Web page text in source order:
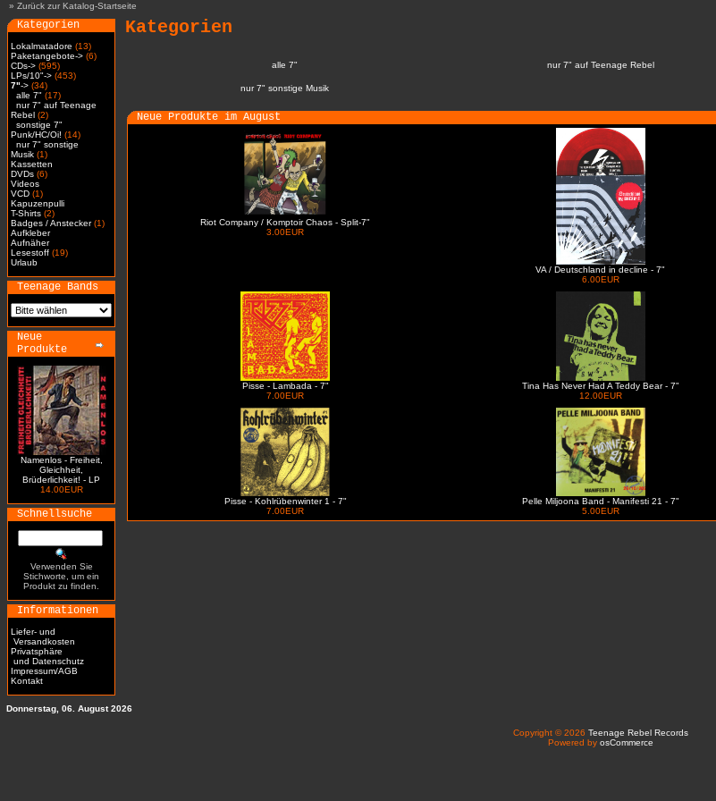
» Zurück zur Katalog-Startseite
Kategorien
Lokalmatadore (13)
Paketangebote-> (6)
CDs-> (595)
LPs/10"-> (453)
7"-> (34)
alle 7" (17)
nur 7" auf Teenage
Rebel (2)
sonstige 7"
Punk/HC/Oi! (14)
nur 7" sonstige
Musik (1)
Kassetten
DVDs (6)
Videos
VCD (1)
Kapuzenpulli
T-Shirts (2)
Badges / Anstecker(1)
Aufkleber
Aufnäher
Lesestoff (19)
Urlaub
Teenage Bands
Neue
Produkte
Namenlos - Freiheit,
Gleichheit,
Brüderlichkeit! - LP
14.00EUR
Schnellsuche
Verwenden Sie
Stichworte, um ein
Produkt zu finden.
Informationen
Liefer- und
Versandkosten
Privatsphäre
und Datenschutz
Impressum/AGB
Kontakt
Kategorien
alle 7" nur 7" auf Teenage Rebel
nur 7" sonstige Musik
Neue Produkte im August
Riot Company / Komptoir Chaos - Split-7"
3.00EUR
VA / Deutschland in decline - 7"
6.00EUR
Pisse - Lambada - 7"
7.00EUR
Tina Has Never Had A Teddy Bear - 7"
12.00EUR
Pisse - Kohlrübenwinter 1 - 7"
7.00EUR
Pelle Miljoona Band - Manifesti 21 - 7"
5.00EUR
Donnerstag, 06. August 2026
Copyright © 2026 Teenage Rebel Records
Powered by osCommerce